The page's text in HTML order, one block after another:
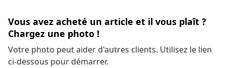
Vous avez acheté un article et il vous plaît ?
Chargez une photo !
Votre photo peut aider d'autres clients. Utilisez le lien
ci-dessous pour démarrer.